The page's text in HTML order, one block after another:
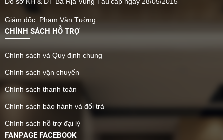
Giám đốc: Phạm Văn Tường
CHÍNH SÁCH HỖ TRỢ
Chính sách và Quy định chung
Chính sách vận chuyển
Chính sách thanh toán
Chính sách bảo hành và đổi trả
Chính sách hỗ trợ đại lý
FANPAGE FACEBOOK